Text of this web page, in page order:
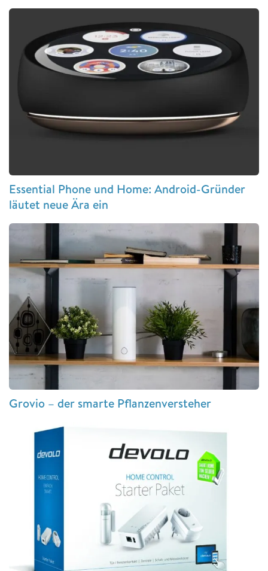
Essential Phone und Home: Android-Gründer
läutet neue Ära ein
Grovio – der smarte Pflanzenversteher